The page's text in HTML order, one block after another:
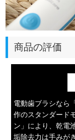
商品の評価
電動歯ブラシなら
作のスタンダード
ン」により、乾電
垢除去力は手みが